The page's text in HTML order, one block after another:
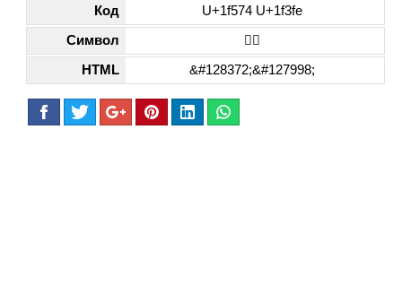
Код U+1f574 U+1f3fe
Символ 🕴🏾
HTML &#128372;&#127998;